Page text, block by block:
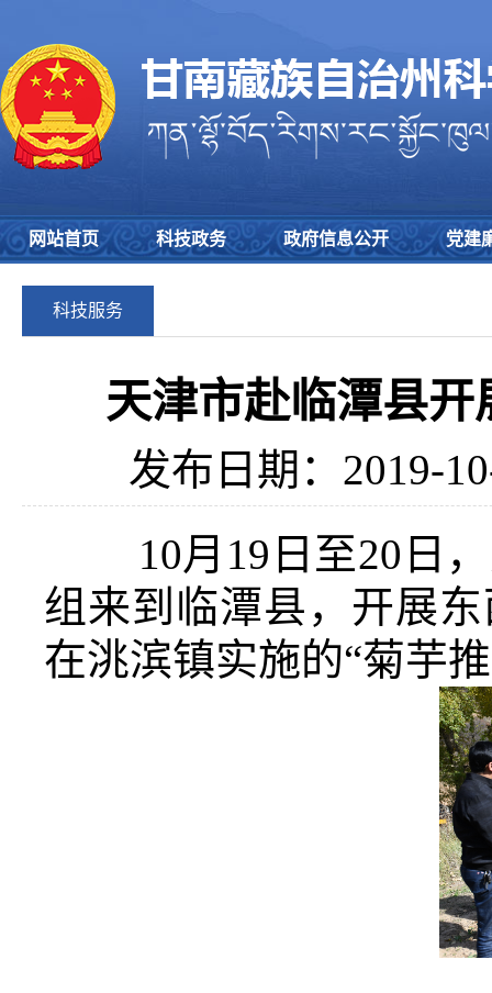
网站首页 科技政务 政府信息公开 党建
科技服务
天津市赴临潭县
发布日期：2019-
10月19日至20日，
组来到临潭县，开展
在洮滨镇实施的“菊芋